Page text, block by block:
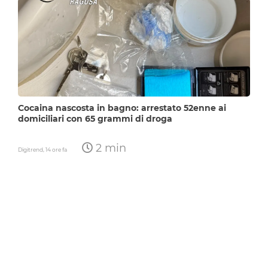
Cocaina nascosta in bagno: arrestato 52enne ai
domiciliari con 65 grammi di droga
Digitrend,14 ore fa 2 min